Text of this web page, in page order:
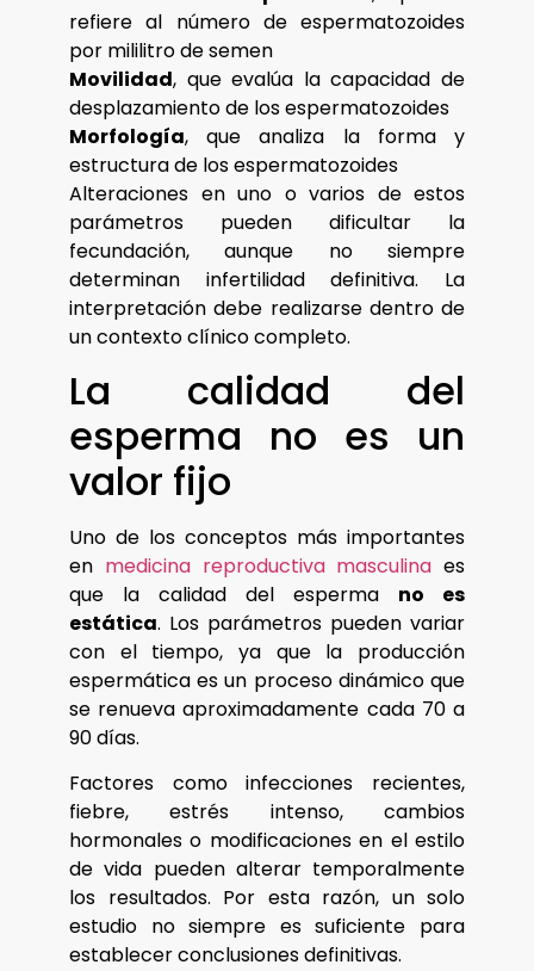
refiere al número de espermatozoides
por mililitro de semen
Movilidad, que evalúa la capacidad de
desplazamiento de los espermatozoides
Morfología, que analiza la forma y
estructura de los espermatozoides
Alteraciones en uno o varios de estos
parámetros pueden dificultar la
fecundación, aunque no siempre
determinan infertilidad definitiva. La
interpretación debe realizarse dentro de
un contexto clínico completo.
La calidad del
esperma no es un
valor fijo
Uno de los conceptos más importantes
en medicina reproductiva masculina es
que la calidad del esperma no es
estática. Los parámetros pueden variar
con el tiempo, ya que la producción
espermática es un proceso dinámico que
se renueva aproximadamente cada 70 a
90 días.
Factores como infecciones recientes,
fiebre, estrés intenso, cambios
hormonales o modificaciones en el estilo
de vida pueden alterar temporalmente
los resultados. Por esta razón, un solo
estudio no siempre es suficiente para
establecer conclusiones definitivas.